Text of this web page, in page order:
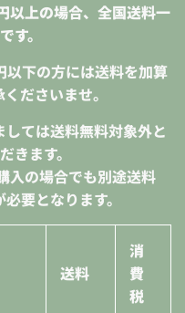
以上の場合、全国送料一
す。
下の方には送料を加算
ださいませ。
ては送料無料対象外と
きます。
入の場合でも別途送料
要となります。
送料
消
費
税